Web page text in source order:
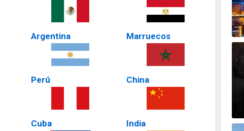
Argentina
Perú
Cuba
Marruecos
China
India